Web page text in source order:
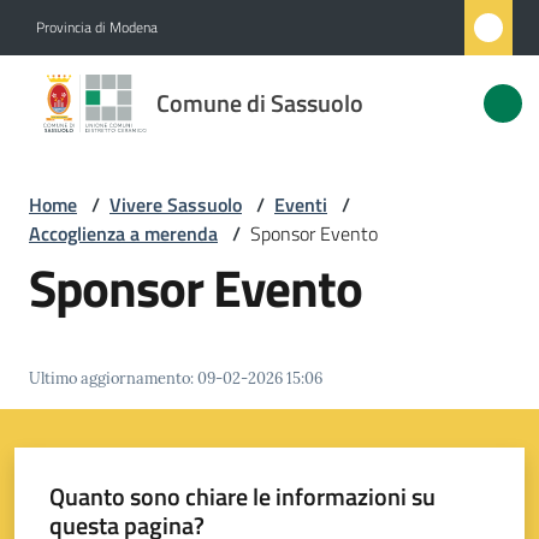
Provincia di Modena
Comune di Sassuolo
Comune
di
Novità
Servizi
Vivere
Sassuolo
Menu selezionato
Home / Vivere Sassuolo / Eventi /
Accoglienza a merenda / Sponsor Evento
Sponsor Evento
Ultimo aggiornamento:09-02-2026 15:06
Quanto sono chiare le informazioni su
questa pagina?